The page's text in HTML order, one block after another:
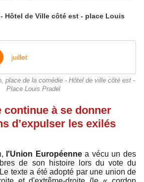
Hôtel de Ville côté est - place Louis
juillet
place de la comédie - Hôtel de ville côté est -
Place Louis Pradel
continue à se donner
d’expulser les exilés
l'Union Européennea vécu un des
de son histoire lors du vote du
Le texte a été adopté par une union de